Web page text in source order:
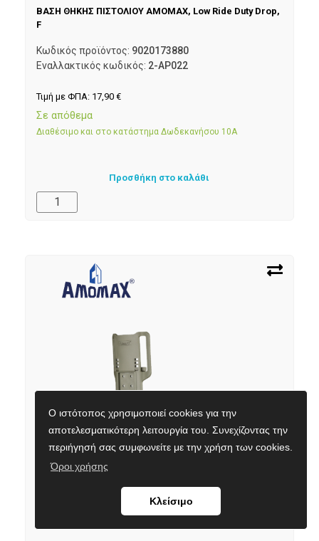
Ο ιστότοπος χρησιμοποιεί cookies για την
αποτελεσματικότερη λειτουργία του. Συνεχίζοντας την
περιήγησή σας συμφωνείτε με την χρήση των cookies.
Όροι χρήσης
Κλείσιμο
ΒΑΣΗ ΘΗΚΗΣ ΠΙΣΤΟΛΙΟΥ AMOMAX, Low Ride Duty Drop,
F
Κωδικός προϊόντος: 9020173880
Εναλλακτικός κωδικός: 2-AP022
Τιμή με ΦΠΑ: 17,90 €
Σε απόθεμα
Διαθέσιμο και στο κατάστημα Δωδεκανήσου 10Α
Προσθήκη στο καλάθι
ΒΑΣΗ ΘΗΚΗΣ ΠΙΣΤΟΛΙΟΥ AMOMAX, Low Ride Duty Drop,
9020173879
Εναλλακτικός κωδικός:2-AP021